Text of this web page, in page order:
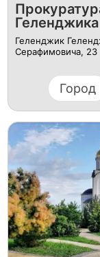
Геленджика
Геленджик
Серафимовича, 23
Город